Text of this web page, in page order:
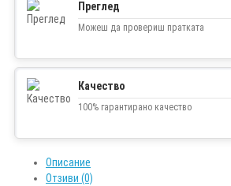
Преглед
Можеш да провериш пратката
Качество
100% гарантирано качество
Описание
Отзиви (0)